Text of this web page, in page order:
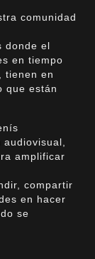
comunidad
donde el
en tiempo
tienen en
que están
amplificar
compartir
en hacer
se